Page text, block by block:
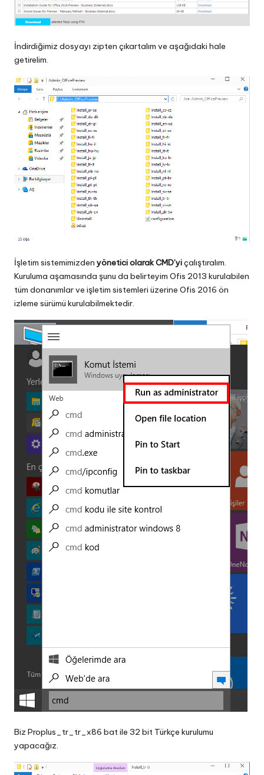
İndirdiğimiz dosyayı zipten çıkartalım ve aşağıdaki hale
getirelim.
İşletim sistemimizden yönetici olarak CMD’yiçalıştıralım.
Kuruluma aşamasında şunu da belirteyim Ofis 2013 kurulabilen
tüm donanımlar ve işletim sistemleri üzerine Ofis 2016 ön
izleme sürümü kurulabilmektedir.
Biz Proplus_tr_tr_x86 bat ile 32 bit Türkçe kurulumu
yapacağız.